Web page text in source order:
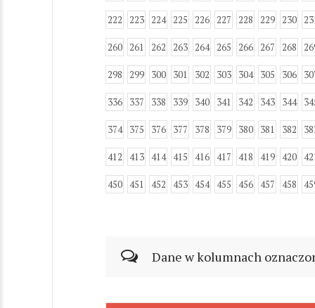
222 223 224 225 226 227 228 229 230
260 261 262 263 264 265 266 267 268
298 299 300 301 302 303 304 305 306
336 337 338 339 340 341 342 343 344
374 375 376 377 378 379 380 381 382
412 413 414 415 416 417 418 419 420
450 451 452 453 454 455 456 457 458
Dane w kolumnach